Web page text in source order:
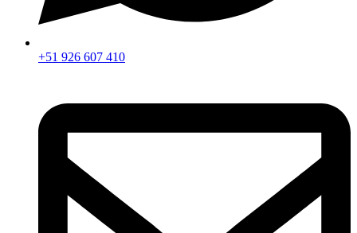
+51 926 607 410